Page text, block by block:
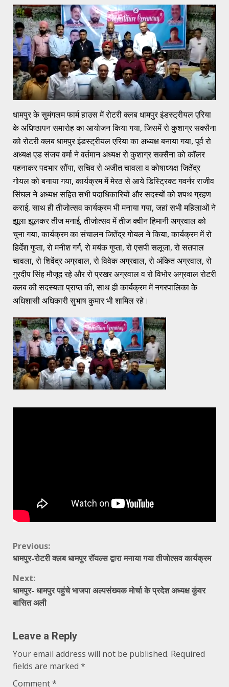
धामपुर के सुमंगलम फार्म हाउस में रोटरी क्लब धामपुर इंडस्ट्रीयल एरिया
के अधिष्ठापन समारोह का आयोजन किया गया, जिसमें रो कुशाग्र सक्सैना
को रोटरी क्लब धामपुर इंडस्ट्रीयल एरिया का अध्यक्ष बनाया गया, पूर्व रो
अध्यक्ष एड संजय वर्मा ने वर्तमान अध्यक्ष रो कुशाग्र सक्सैना को कॉलर
पहनाकर पदभार सौंपा, सचिव रो अजीत चावला व कोषाध्यक्ष जितेंद्र
गोयल को बनाया गया, कार्यक्रम में मेरठ से आये डिस्ट्रिक्ट गवर्नर राजीव
सिंघल ने अध्यक्ष सहित सभी पदाधिकारियों और सदस्यों को शपथ ग्रहण
कराई, साथ ही तीजोत्सव कार्यक्रम भी मनाया गया, जहां सभी महिलाओं ने
झूला झूलकर तीज मनाई, तीजोत्सव में तीज क्वीन हिमानी अग्रवाल को
चुना गया, कार्यक्रम का संचालन जितेंद्र गोयल ने किया, कार्यक्रम में रो
हिर्देश गुप्ता, रो मनीश गर्ग, रो मयंक गुप्ता, रो एसपी सलूजा, रो सतपाल
चावला, रो शिवेंद्र अग्रवाल, रो विवेक अग्रवाल, रो अंकित अग्रवाल, रो
गुरदीप सिंह मौजूद रहे और रो प्रखर अग्रवाल व रो विभोर अग्रवाल रोटरी
क्लब की सदस्यता प्राप्त की, साथ ही कार्यक्रम में नगरपालिका के
अधिशासी अधिकारी सुभाष कुमार भी शामिल रहे।
Continue
Reading
Previous:
धामपुर-रोटरी क्लब धामपुर रॉयल्स द्वारा मनाया गया तीजोत्सव कार्यक्रम
Next:
धामपुर- धामपुर पहुंचे भाजपा अल्पसंख्यक मोर्चा के प्रदेश अध्यक्ष कुंवर
बासित अली
Leave a Reply
Your email address will not be published. Required
fields are marked *
Comment*